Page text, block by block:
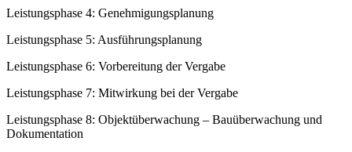
Leistungsphase 4: Genehmigungsplanung
Leistungsphase 5: Ausführungsplanung
Leistungsphase 6: Vorbereitung der Vergabe
Leistungsphase 7: Mitwirkung bei der Vergabe
Leistungsphase 8: Objektüberwachung – Bauüberwachung und
Dokumentation